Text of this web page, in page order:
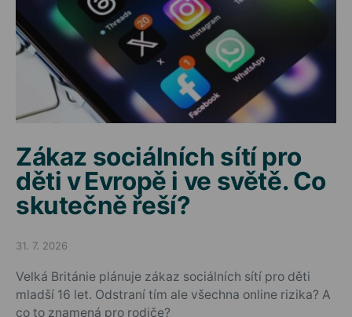
Zákaz sociálních sítí pro
děti v Evropě i ve světě. Co
skutečně řeší?
Posted on
31. 7. 2026
Velká Británie plánuje zákaz sociálních sítí pro děti
mladší 16 let. Odstraní tím ale všechna online rizika? A
co to znamená pro rodiče?